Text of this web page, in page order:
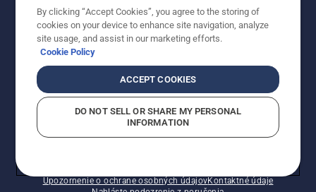
Upozornenie o ochrane osobných údajovKontaktné údaje
By clicking “Accept Cookies”, you agree to the storing of
cookies on your device to enhance site navigation, analyze
site usage, and assist in our marketing efforts.
Cookie Policy
ACCEPT COOKIES
DO NOT SELL OR SHARE MY PERSONAL
INFORMATION